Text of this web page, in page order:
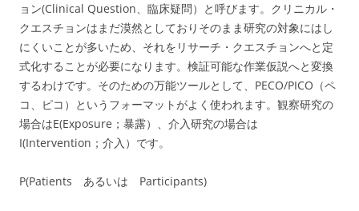
ョン(Clinical Question、臨床疑問）と呼びます。クリニカル・
クエスチョンはまだ漠然としておりそのまま研究の対象にはし
にくいことが多いため、それをリサーチ・クエスチョンへと定
式化することが必要になります。検証可能な作業仮説へと変換
するわけです。そのための万能ツールとして、PECO/PICO（ペ
コ、ピコ）というフォーマットがよく使われます。観察研究の
場合はE(Exposure；暴露）、介入研究の場合は
I(Intervention；介入）です。
P(Patients あるいは Participants)